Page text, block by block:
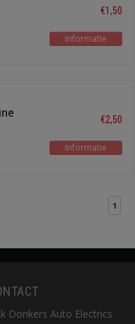
€1,50
Informatie
€2,50
Informatie
1
Donkers Auto Electrics